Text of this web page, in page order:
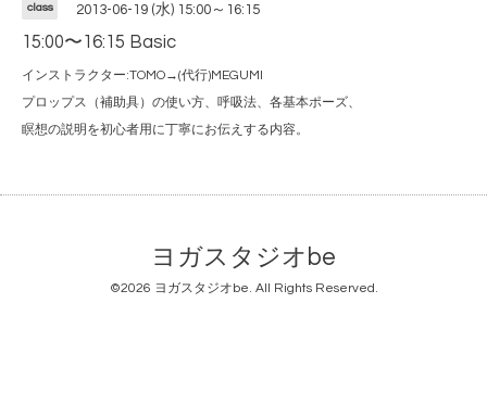
class 2013-06-19 (水) 15:00～16:15
15:00〜16:15 Basic
インストラクター:TOMO→(代行)MEGUMI
プロップス（補助具）の使い方、呼吸法、各基本ポーズ、
瞑想の説明を初心者用に丁寧にお伝えする内容。
ヨガスタジオbe
©2026 ヨガスタジオbe. All Rights Reserved.